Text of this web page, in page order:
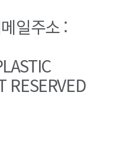
일주소 :
RESERVED